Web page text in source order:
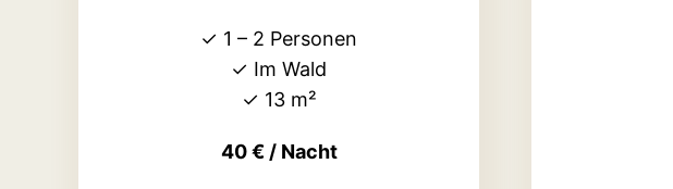
✓ 1 – 2 Personen
✓ Im Wald
✓ 13 m²
40 € / Nacht